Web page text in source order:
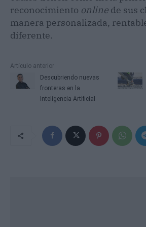
reconocimiento online de sus
manera personalizada,
diferente.
Artículo anterior
Descubriendo nuevas
fronteras en la
Inteligencia Artificial